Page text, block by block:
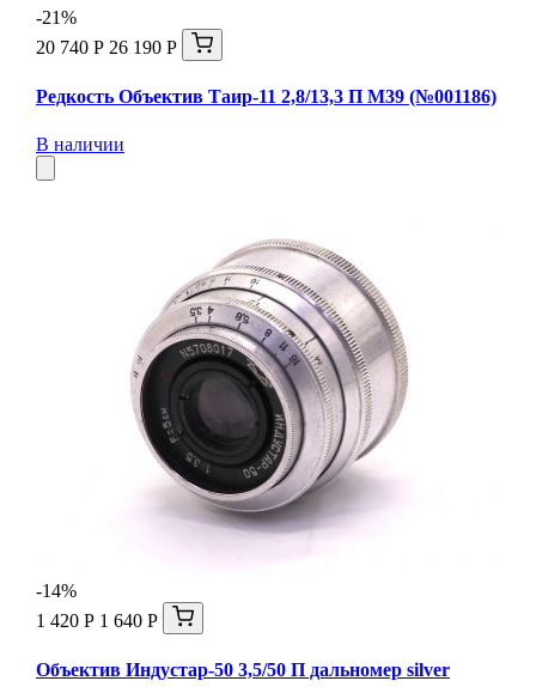
-21%
20 740 Р 26 190 Р
Редкость Объектив Таир-11 2,8/13,3 П М39 (№001186)
В наличии
-14%
1 420 Р 1 640 Р
Объектив Индустар-50 3,5/50 П дальномер silver